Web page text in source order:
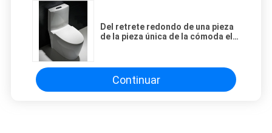
Del retrete redondo de una pieza
de la pieza única de la cómoda el
Continuar